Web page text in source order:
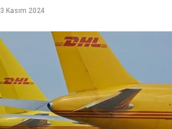
3 Kasım 2024